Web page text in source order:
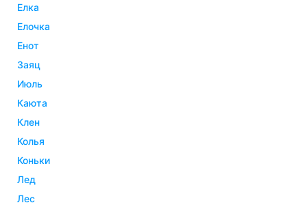
елка
елочка
енот
заяц
июль
каюта
клен
колья
коньки
лед
лес